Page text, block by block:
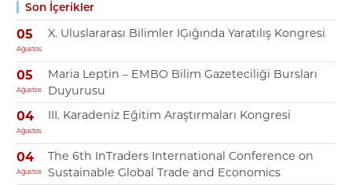
Son İçerikler
05
Ağustos
X. Uluslararası Bilimler IĢığında Yaratılış Kongresi
05
Ağustos
Maria Leptin – EMBO Bilim Gazeteciliği Bursları
Duyurusu
04
Ağustos
III. Karadeniz Eğitim Araştırmaları Kongresi
04
Ağustos
The 6th InTraders International Conference on
Sustainable Global Trade and Economics